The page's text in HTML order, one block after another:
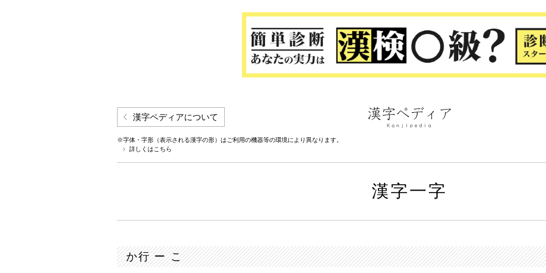
漢字ペディアについて
※字体・字形（表示される漢字の形）はご利用の機器等の環境により異なります。
詳しくはこちら
漢字一字
か行 ー こ